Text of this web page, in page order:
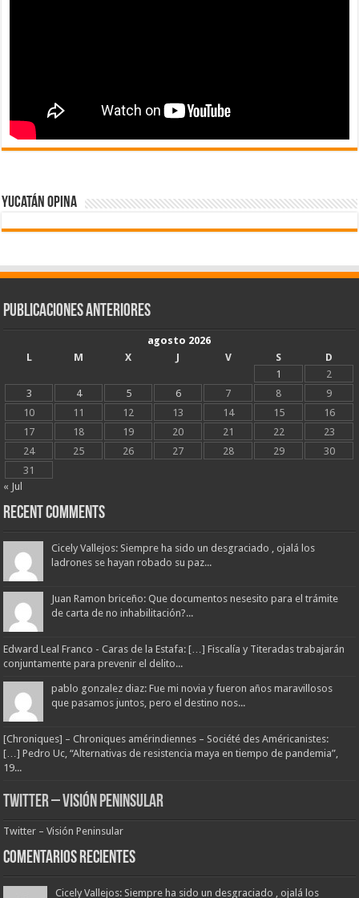
Yucatán Opina
Publicaciones Anteriores
agosto 2026
L
M X J V S
D
1
2
3
4 5 6 7 8
9
10
11 12 13 14 15
16
17
18 19 20 21 22
23
24
25 26 27 28 29
30
31
« Jul
Recent Comments
Cicely Vallejos: Siempre ha sido un desgraciado , ojalá los
ladrones se hayan robado su paz...
Juan Ramon briceño: Que documentos nesesito para el trámite
de carta de no inhabilitación?...
Edward Leal Franco - Caras de la Estafa: […] Fiscalía y Titeradas trabajarán
conjuntamente para prevenir el delito...
pablo gonzalez diaz: Fue mi novia y fueron años maravillosos
que pasamos juntos, pero el destino nos...
[Chroniques] – Chroniques amérindiennes – Société des Américanistes:
[…] Pedro Uc, “Alternativas de resistencia maya en tiempo de pandemia”,
19...
Twitter – Visión Peninsular
Twitter – Visión Peninsular
Comentarios Recientes
Cicely Vallejos: Siempre ha sido un desgraciado , ojalá los